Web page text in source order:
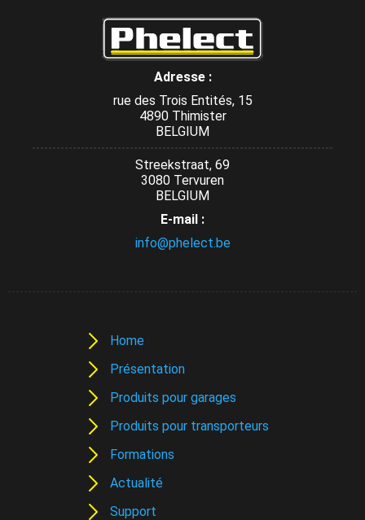
Adresse :
rue des Trois Entités, 15
4890 Thimister
BELGIUM
Streekstraat, 69
3080 Tervuren
BELGIUM
E-mail :
info@phelect.be
Home
Présentation
Produits pour garages
Produits pour transporteurs
Formations
Actualité
Support